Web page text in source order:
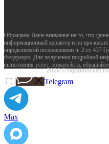
2026 © ogonmarket.ru
Обращаем Ваше внимание на то, что
информационный характер и ни при
определяемой положениями ч. 2 ст. 437
Федерации. Для получения подробной
выполнения услуг, пожалуйста,
Telegram
Max